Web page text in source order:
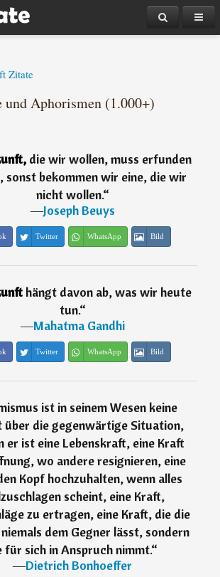
Zitate
Aphorismen (1.000+)
die wir wollen, muss erfunden
sonst bekommen wir eine, die wir
nicht wollen.“
―Joseph Beuys
Twitter WhatsApp Bild
hängt davon ab, was wir heute
tun.“
―Mahatma Gandhi
Twitter WhatsApp Bild
ist in seinem Wesen keine
über die gegenwärtige Situation,
er ist eine Lebenskraft, eine Kraft
wo andere resignieren, eine
Kopf hochzuhalten, wenn alles
scheint, eine Kraft,
zu ertragen, eine Kraft, die die
niemals dem Gegner lässt, sondern
für sich in Anspruch nimmt.“
―Dietrich Bonhoeffer